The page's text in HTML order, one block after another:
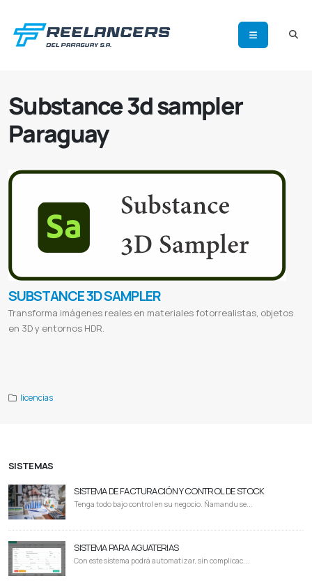
Substance 3d sampler
Paraguay
SUBSTANCE 3D SAMPLER
Transforma imágenes reales en materiales fotorrealistas, objetos
en 3D y entornos HDR.
licencias
SISTEMAS
SISTEMA DE FACTURACIÓN Y CONTROL DE STOCK
Tenga todo bajo control en su negocio. Ñamandu se...
SISTEMA PARA AGUATERIAS
Con este sistema podrá automatizar, sin complicac...